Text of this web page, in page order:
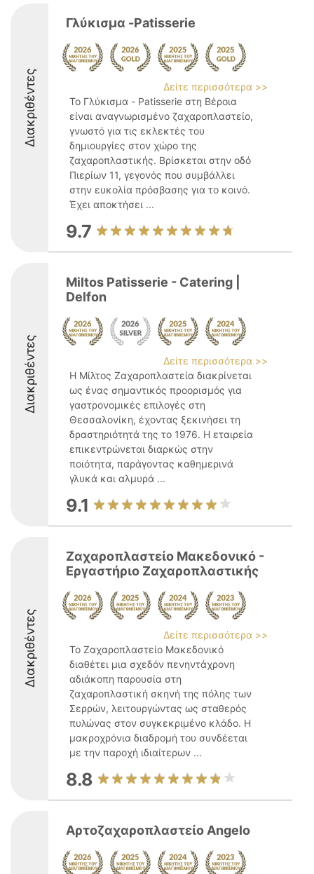
Διακριθέντες
Γλύκισμα -Patisserie
Δείτε περισσότερα >>
Το Γλύκισμα - Patisserie στη Βέροια
είναι αναγνωρισμένο ζαχαροπλαστείο,
γνωστό για τις εκλεκτές του
δημιουργίες στον χώρο της
ζαχαροπλαστικής. Βρίσκεται στην οδό
Πιερίων 11, γεγονός που συμβάλλει
στην ευκολία πρόσβασης για το κοινό.
Έχει αποκτήσει ...
9.7
Διακριθέντες
Miltos Patisserie - Catering |
Delfon
Δείτε περισσότερα >>
Η Μίλτος Ζαχαροπλαστεία διακρίνεται
ως ένας σημαντικός προορισμός για
γαστρονομικές επιλογές στη
Θεσσαλονίκη, έχοντας ξεκινήσει τη
δραστηριότητά της το 1976. Η εταιρεία
επικεντρώνεται διαρκώς στην
ποιότητα, παράγοντας καθημερινά
γλυκά και αλμυρά ...
9.1
Διακριθέντες
Ζαχαροπλαστείο Μακεδονικό -
Εργαστήριο Ζαχαροπλαστικής
Δείτε περισσότερα >>
Το Ζαχαροπλαστείο Μακεδονικό
διαθέτει μια σχεδόν πενηντάχρονη
αδιάκοπη παρουσία στη
ζαχαροπλαστική σκηνή της πόλης των
Σερρών, λειτουργώντας ως σταθερός
πυλώνας στον συγκεκριμένο κλάδο. Η
μακροχρόνια διαδρομή του συνδέεται
με την παροχή ιδιαίτερων ...
8.8
Αρτοζαχαροπλαστείο Angelo